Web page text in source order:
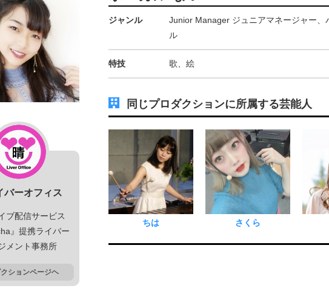
バーオフィス
ブ配信サービス
』提携ライバー
メント事務所
ションページヘ
ジャンル
Junior Manager ジュニアマネージャー
ル
特技 歌、絵
同じプロダクションに所属する芸能人
ちは さくら